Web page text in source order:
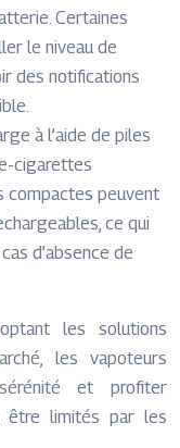
Certaines
le niveau de
des notifications
à l’aide de piles
cigarettes
compactes peuvent
ce qui
d’absence de
les solutions
les vapoteurs
et profiter
être limités par les